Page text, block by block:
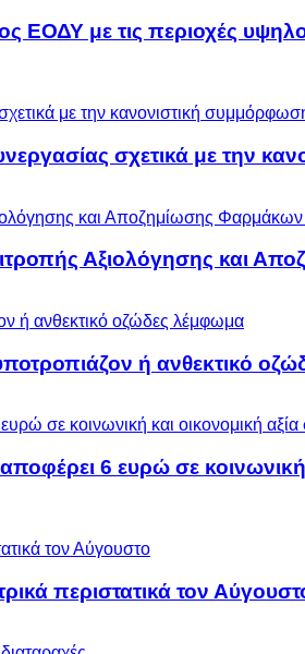
ΕΟΔΥ με τις περιοχές
σχετικά με την
Αξιολόγησης και
ή ανθεκτικό
6 ευρώ σε κοινωνική
περιστατικά τον